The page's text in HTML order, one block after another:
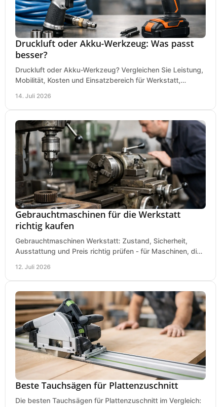
Druckluft oder Akku-Werkzeug: Was passt
besser?
Druckluft oder Akku-Werkzeug? Vergleichen Sie Leistung,
Mobilität, Kosten und Einsatzbereich für Werkstatt,
14. Juli 2026
Gebrauchtmaschinen für die Werkstatt
richtig kaufen
Gebrauchtmaschinen Werkstatt: Zustand, Sicherheit,
Ausstattung und Preis richtig prüfen - für Maschinen, die
12. Juli 2026
Beste Tauchsägen für Plattenzuschnitt
Die besten Tauchsägen für Plattenzuschnitt im Vergleich: